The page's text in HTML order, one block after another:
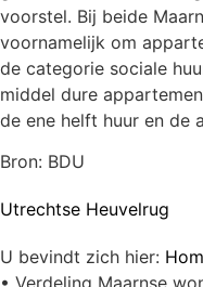
voorstel. Bij beide
voornamelijk om
de categorie sociale
middel dure
de ene helft huur en de
Bron: BDU
Utrechtse Heuvelrug
U bevindt zich hier: